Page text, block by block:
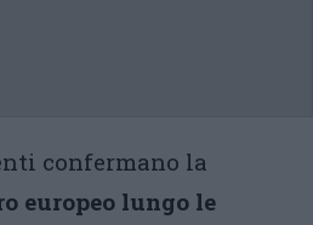
confermano la
europeo lungo le